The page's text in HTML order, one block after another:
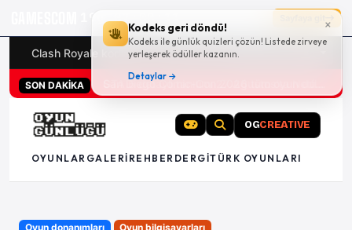
×
Kodeks geri döndü!
Kodeks ile günlük quizleri çözün! Listede zirveye
yerleşerek ödüller kazanın.
Detaylar →
19g 02:00:11
Clash Royale kodları Türk oyunları (PC ve konsollar) -
SON DAKİKA
OGCREATIVE
OYUNLAR GALERI REHBER DERGITÜRK OYUNLARI
Oyun donanımları Oyun bilgisayarları